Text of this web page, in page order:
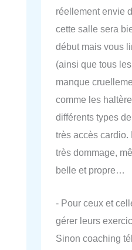
réellement envie
cette salle sera
début mais vous
(ainsi que tous
manque
comme les
différents types
très accès cardio.
très dommage,
belle et propre…
- Pour ceux et
gérer leurs
Sinon coaching